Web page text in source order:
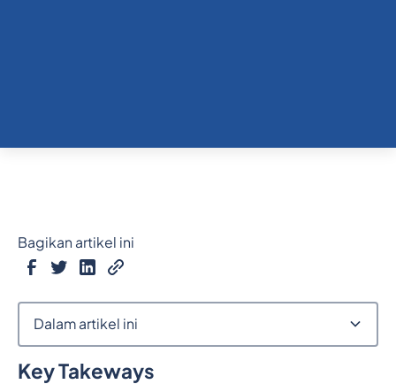
Key Takeways
Bagikan artikel ini
Dalam artikel ini
Judul 2